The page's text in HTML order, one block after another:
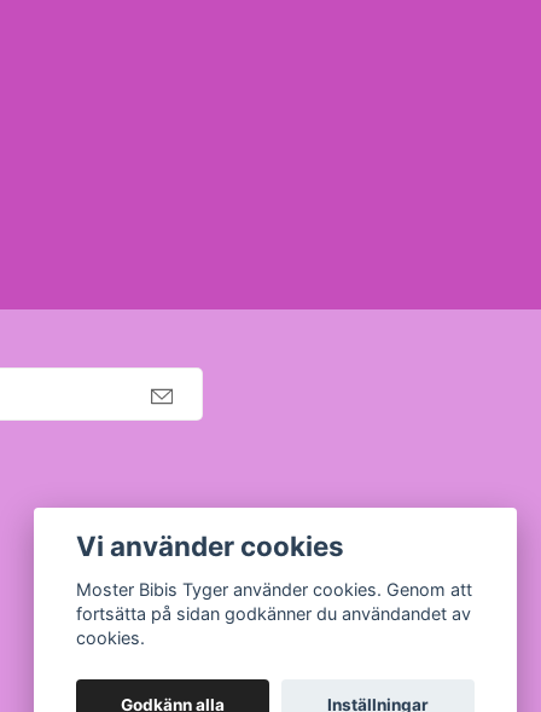
Vi använder cookies
Moster Bibis Tyger använder cookies. Genom att
fortsätta på sidan godkänner du användandet av
cookies.
Godkänn alla Inställningar